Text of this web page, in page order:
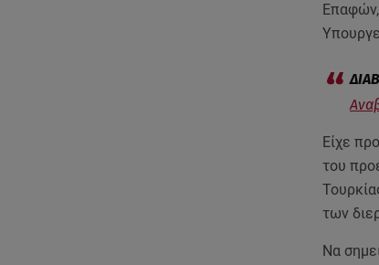
Είχε
του
των
Να